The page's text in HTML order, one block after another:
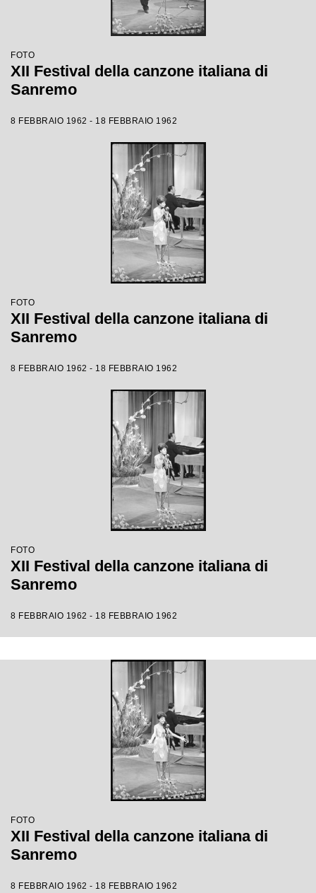
FOTO
XII Festival della canzone italiana di
Sanremo
8 FEBBRAIO 1962 - 18 FEBBRAIO 1962
FOTO
XII Festival della canzone italiana di
Sanremo
8 FEBBRAIO 1962 - 18 FEBBRAIO 1962
FOTO
XII Festival della canzone italiana di
Sanremo
8 FEBBRAIO 1962 - 18 FEBBRAIO 1962
FOTO
XII Festival della canzone italiana di
Sanremo
8 FEBBRAIO 1962 - 18 FEBBRAIO 1962